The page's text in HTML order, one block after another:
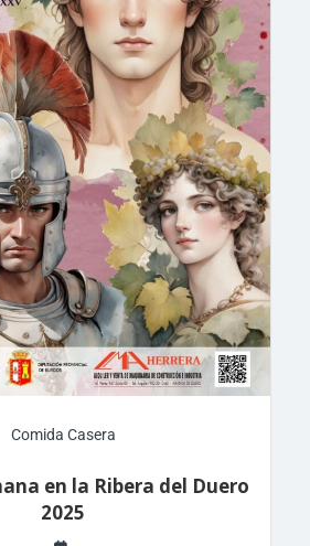
Comida Casera
en la Ribera del Duero
2025